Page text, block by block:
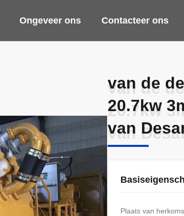
Ongeveer ons Contacteer ons
van de
20.7kw
van
van de
20.7kw
van
Plaats van